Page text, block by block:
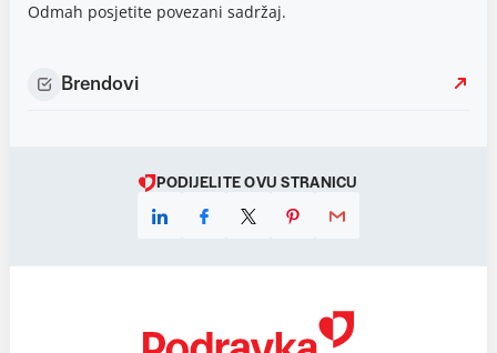
Odmah posjetite povezani sadržaj.
Brendovi
PODIJELITE OVU STRANICU